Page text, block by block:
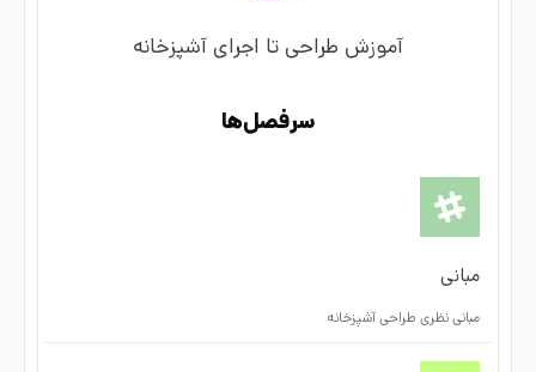
آموزش طراحی تا اجرای آشپزخانه
سرفصل‌ها
مبانی
مبانی نظری طراحی آشپزخانه